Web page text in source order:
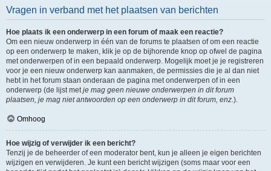
Vragen in verband met het plaatsen van berichten
Hoe plaats ik een onderwerp in een forum of maak een reactie?
Om een nieuw onderwerp in één van de forums te plaatsen of om een reactie
op een onderwerp te maken, klik je op de bijhorende knop op ofwel de pagina
met onderwerpen of in een bepaald onderwerp. Mogelijk moet je je registreren
voor je een nieuw onderwerp kan aanmaken, de permissies die je al dan niet
hebt in het forum staan onderaan de pagina met onderwerpen of in een
onderwerp (de lijst metje mag geen nieuwe onderwerpen in dit forum
plaatsen, je mag niet antwoorden op een onderwerp in dit forum, enz.).
Omhoog
Hoe wijzig of verwijder ik een bericht?
Tenzij je de beheerder of een moderator bent, kun je alleen je eigen berichten
wijzigen en verwijderen. Je kunt een bericht wijzigen (soms maar voor een